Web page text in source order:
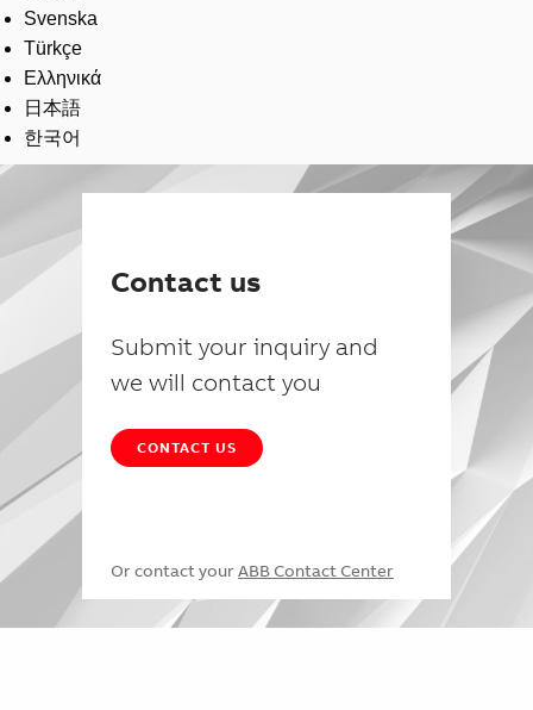
Svenska
Türkçe
Ελληνικά
日本語
한국어
Contact us
Submit your inquiry and
we will contact you
CONTACT US
Or contact your ABB Contact Center